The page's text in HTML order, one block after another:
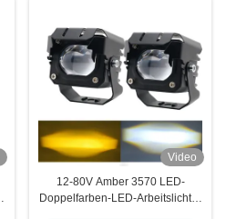
Video
12-80V Amber 3570 LED-
Doppelfarben-LED-Arbeitslichter